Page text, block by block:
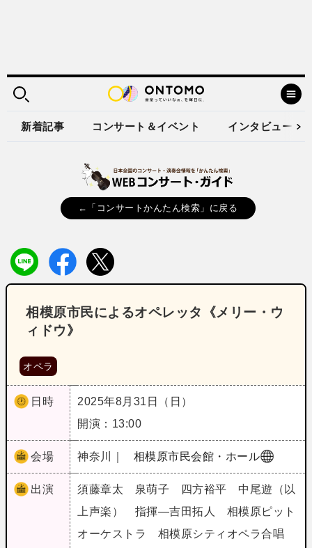
新着記事 コンサート＆イベント インタビュー
←「コンサートかんたん検索」に戻る
相模原市民によるオペレッタ《メリー・ウ
ィドウ》
オペラ
日時
2025年8月31日（日）
開演：13:00
会場 神奈川｜ 相模原市民会館・ホール
出演
須藤章太 泉萌子 四方裕平 中尾遊（以
上声楽） 指揮―吉田拓人 相模原ピット
オーケストラ 相模原シティオペラ合唱